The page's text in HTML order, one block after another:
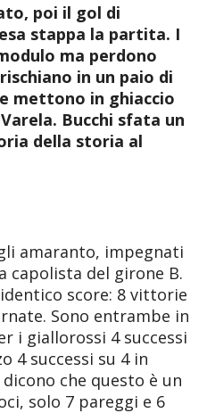
poi il gol di
stappa la partita. I
ma perdono
in un paio di
mettono in ghiaccio
Bucchi sfata un
della storia al
amaranto, impegnati
capolista del girone B.
score: 8 vittorie
Sono entrambe in
i giallorossi 4 successi
4 successi su 4 in
dicono che questo è un
solo 7 pareggi e 6